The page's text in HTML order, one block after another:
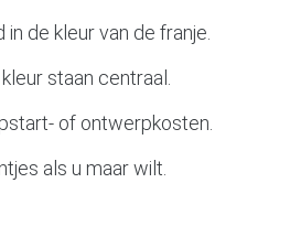
de kleur van de franje.
staan centraal.
of ontwerpkosten.
als u maar wilt.